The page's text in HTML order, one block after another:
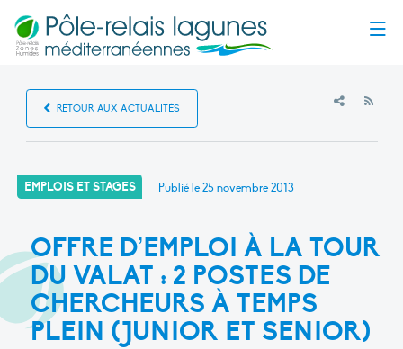
RETOUR AUX ACTUALITÉS
EMPLOIS ET STAGES Publié le25 novembre 2013
OFFRE D’EMPLOI À LA TOUR
DU VALAT : 2 POSTES DE
CHERCHEURS À TEMPS
PLEIN (JUNIOR ET SENIOR)